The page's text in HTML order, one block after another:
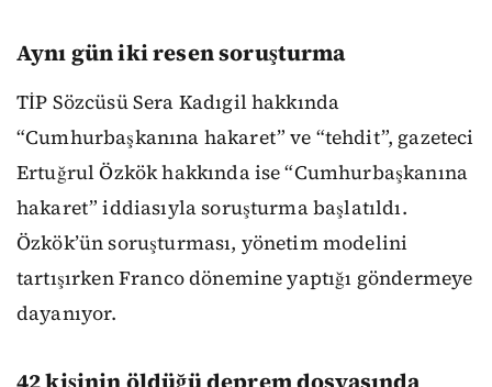
Aynı gün iki resen soruşturma
TİP Sözcüsü Sera Kadıgil hakkında
“Cumhurbaşkanına hakaret” ve “tehdit”, gazeteci
Ertuğrul Özkök hakkında ise “Cumhurbaşkanına
hakaret” iddiasıyla soruşturma başlatıldı.
Özkök’ün soruşturması, yönetim modelini
tartışırken Franco dönemine yaptığı göndermeye
dayanıyor.